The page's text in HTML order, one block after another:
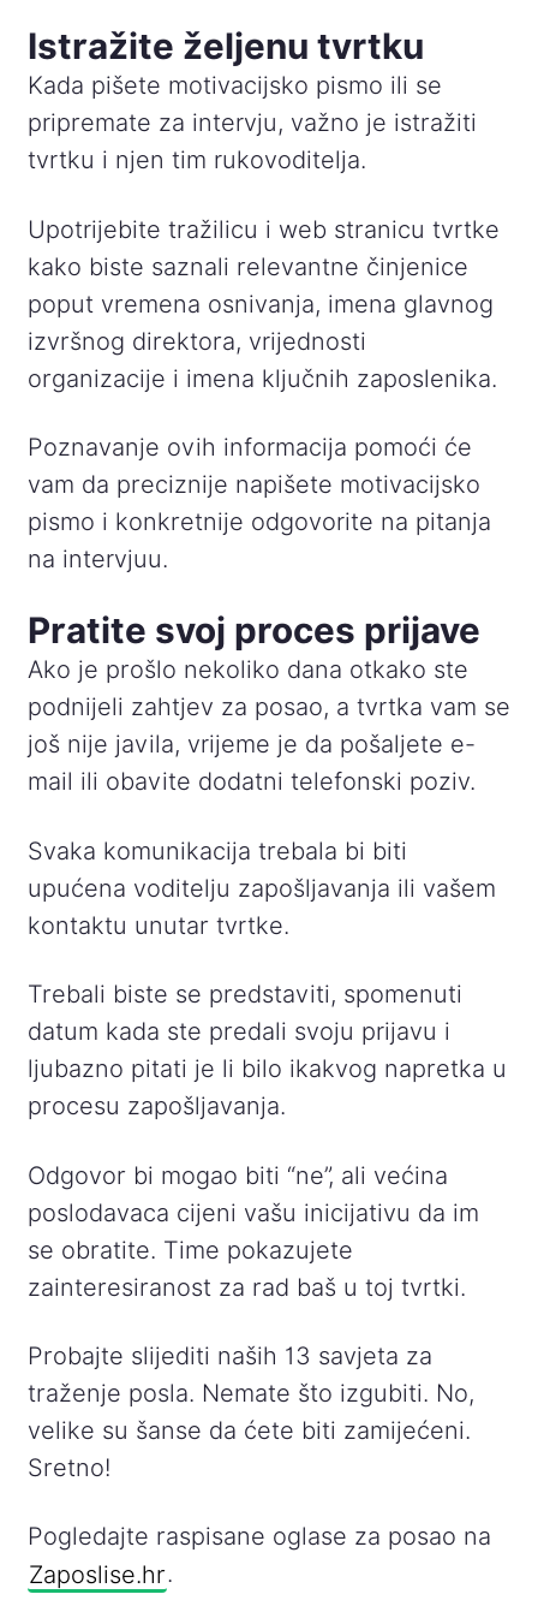
Istražite željenu tvrtku
Kada pišete motivacijsko pismo ili se
pripremate za intervju, važno je istražiti
tvrtku i njen tim rukovoditelja.
Upotrijebite tražilicu i web stranicu tvrtke
kako biste saznali relevantne činjenice
poput vremena osnivanja, imena glavnog
izvršnog direktora, vrijednosti
organizacije i imena ključnih zaposlenika.
Poznavanje ovih informacija pomoći će
vam da preciznije napišete motivacijsko
pismo i konkretnije odgovorite na pitanja
na intervjuu.
Pratite svoj proces prijave
Ako je prošlo nekoliko dana otkako ste
podnijeli zahtjev za posao, a tvrtka vam se
još nije javila, vrijeme je da pošaljete e-
mail ili obavite dodatni telefonski poziv.
Svaka komunikacija trebala bi biti
upućena voditelju zapošljavanja ili vašem
kontaktu unutar tvrtke.
Trebali biste se predstaviti, spomenuti
datum kada ste predali svoju prijavu i
ljubazno pitati je li bilo ikakvog napretka u
procesu zapošljavanja.
Odgovor bi mogao biti “ne”, ali većina
poslodavaca cijeni vašu inicijativu da im
se obratite. Time pokazujete
zainteresiranost za rad baš u toj tvrtki.
Probajte slijediti naših 13 savjeta za
traženje posla. Nemate što izgubiti. No,
velike su šanse da ćete biti zamijećeni.
Sretno!
Pogledajte raspisane oglase za posao na
Zaposlise.hr.